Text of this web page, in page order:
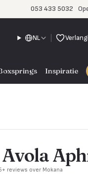
053 433 5032
NL
Inspiratie
reviews over Mokana